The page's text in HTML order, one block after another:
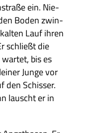
ein. Nie­
Boden zwin­
Lauf ihren
schließt die
bis es
Junge vor
den Schis­ser.
lauscht er in